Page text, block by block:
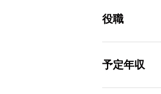
役職
予定年収